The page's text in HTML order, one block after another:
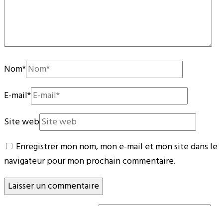
Nom*
E-mail*
Site web
Enregistrer mon nom, mon e-mail et mon site dans le
navigateur pour mon prochain commentaire.